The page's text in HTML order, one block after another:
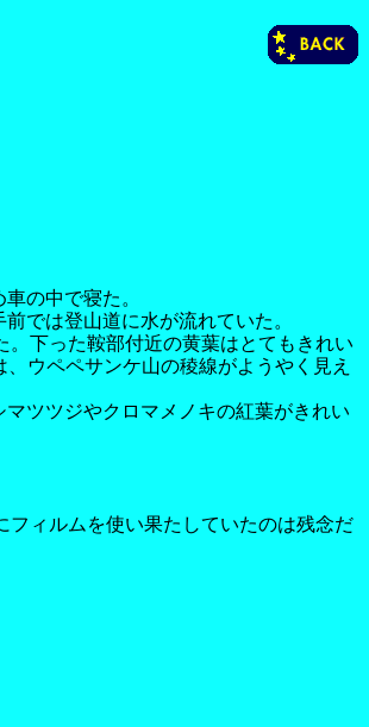
の中で寝た。
では登山道に水が流れていた。
下った鞍部付近の黄葉はとてもきれい
ウペペサンケ山の稜線がようやく見え
ツツジやクロマメノキの紅葉がきれい
ィルムを使い果たしていたのは残念だ